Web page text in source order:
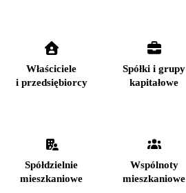
Właściciele
i przedsiębiorcy
Spółki i grupy
kapitałowe
Spółdzielnie
mieszkaniowe
Wspólnoty
mieszkaniowe